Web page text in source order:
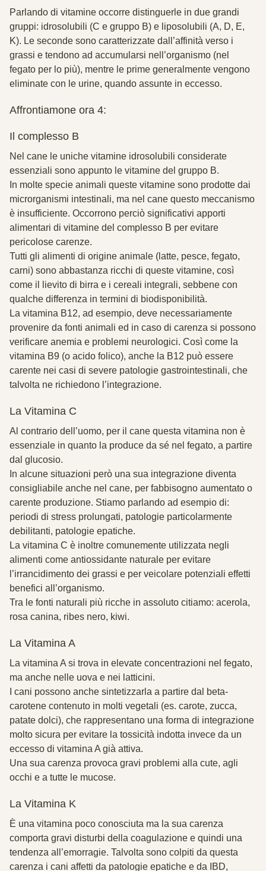
Parlando di vitamine occorre distinguerle in due grandi
gruppi: idrosolubili (C e gruppo B) e liposolubili (A, D, E,
K). Le seconde sono caratterizzate dall’affinità verso i
grassi e tendono ad accumularsi nell’organismo (nel
fegato per lo più), mentre le prime generalmente vengono
eliminate con le urine, quando assunte in eccesso.
Affrontiamone ora 4:
Il complesso B
Nel cane le uniche vitamine idrosolubili considerate
essenziali sono appunto le vitamine del gruppo B.
In molte specie animali queste vitamine sono prodotte dai
microrganismi intestinali, ma nel cane questo meccanismo
è insufficiente. Occorrono perciò significativi apporti
alimentari di vitamine del complesso B per evitare
pericolose carenze.
Tutti gli alimenti di origine animale (latte, pesce, fegato,
carni) sono abbastanza ricchi di queste vitamine, così
come il
lievito di birra e i cereali integrali, sebbene con
qualche differenza in termini di biodisponibilità.
La vitamina B12, ad esempio, deve necessariamente
provenire da fonti animali ed in caso di carenza si possono
verificare anemia e problemi neurologici. Così come la
vitamina B9 (o acido folico), anche la B12 può essere
carente nei casi di severe patologie gastrointestinali, che
talvolta ne richiedono l’integrazione.
La Vitamina C
Al contrario dell’uomo, per il cane questa vitamina non è
essenziale in quanto la produce da sé nel fegato, a partire
dal glucosio.
In alcune situazioni però una sua integrazione diventa
consigliabile anche nel cane, per fabbisogno aumentato o
carente produzione. Stiamo parlando ad esempio di:
periodi di stress prolungati, patologie particolarmente
debilitanti, patologie epatiche.
La vitamina C è inoltre comunemente utilizzata negli
alimenti come antiossidante naturale per evitare
l’irrancidimento dei grassi e per veicolare potenziali effetti
benefici all’organismo.
Tra le fonti naturali più ricche in assoluto citiamo: acerola,
rosa canina, ribes nero, kiwi.
La Vitamina A
La vitamina A si trova in elevate concentrazioni nel fegato,
ma anche nelle uova e nei latticini.
I cani possono anche sintetizzarla a partire dal
beta-
carotene contenuto in molti vegetali (es. carote, zucca,
patate dolci), che rappresentano una forma di integrazione
molto sicura per evitare la tossicità indotta invece da un
eccesso di vitamina A già attiva.
Una sua carenza provoca gravi problemi alla cute, agli
occhi e a tutte le mucose.
La Vitamina K
È una vitamina poco conosciuta ma la sua carenza
comporta gravi disturbi della coagulazione e quindi una
tendenza all’emorragie. Talvolta sono colpiti da questa
carenza i cani affetti da patologie epatiche e da IBD,